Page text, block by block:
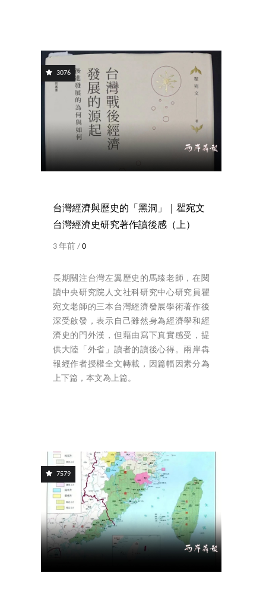
3076
台灣經濟與歷史的「黑洞」｜瞿宛文
台灣經濟史研究著作讀後感（上）
3 年前 /0
長期關注台灣左翼歷史的馬臻老師，在閱
讀中央研究院人文社科研究中心研究員瞿
宛文老師的三本台灣經濟發展學術著作後
深受啟發，表示自己雖然身為經濟學和經
濟史的門外漢，但藉由寫下真實感受，提
供大陸「外省」讀者的讀後心得。兩岸犇
報經作者授權全文轉載，因篇幅因素分為
上下篇，本文為上篇。
7579